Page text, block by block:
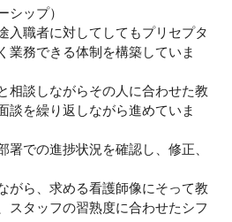
ップ）
入職者に対してしてもプリセプタ
業務できる体制を構築していま
相談しながらその人に合わせた教
談を繰り返しながら進めていま
での進捗状況を確認し、修正、
がら、求める看護師像にそって教
スタッフの習熟度に合わせたシフ